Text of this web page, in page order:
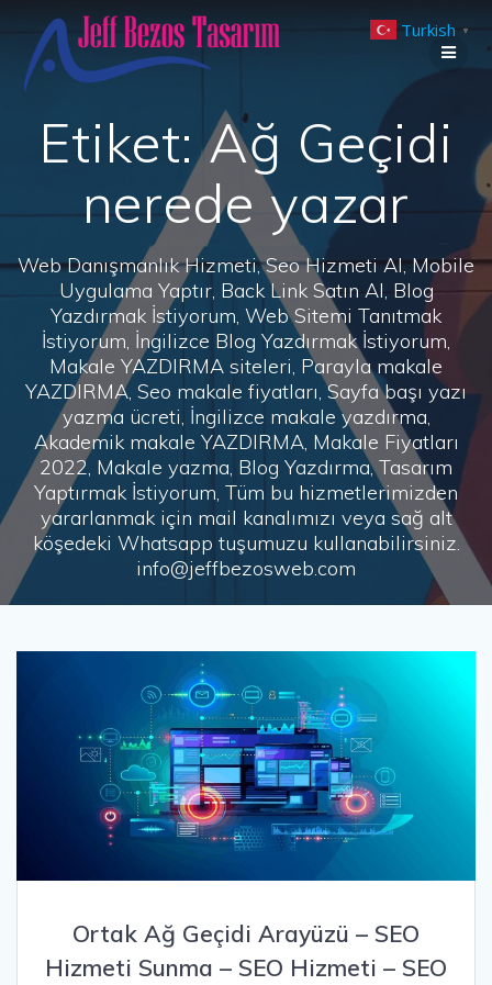
to
Etiket:Ağ Geçidi
nerede yazar
Web Danışmanlık Hizmeti, Seo Hizmeti Al, Mobile
Uygulama Yaptır, Back Link Satın Al, Blog
Yazdırmak İstiyorum, Web Sitemi Tanıtmak
İstiyorum, İngilizce Blog Yazdırmak İstiyorum,
Makale YAZDIRMA siteleri, Parayla makale
YAZDIRMA, Seo makale fiyatları, Sayfa başı yazı
yazma ücreti, İngilizce makale yazdırma,
Akademik makale YAZDIRMA, Makale Fiyatları
2022, Makale yazma, Blog Yazdırma, Tasarım
Yaptırmak İstiyorum, Tüm bu hizmetlerimizden
yararlanmak için mail kanalımızı veya sağ alt
köşedeki Whatsapp tuşumuzu kullanabilirsiniz.
info@jeffbezosweb.com
Ortak Ağ Geçidi Arayüzü – SEO
Hizmeti Sunma – SEO Hizmeti – SEO
Turkish ▼